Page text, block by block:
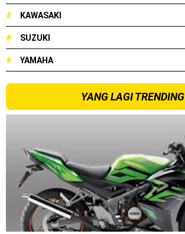
# KAWASAKI
# SUZUKI
# YAMAHA
YANG LAGI TRENDING